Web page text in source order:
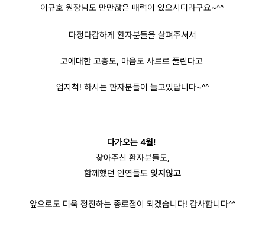
이규호 원장님도 만만찮은 매력이 있으시더라구요~^^
다정다감하게 환자분들을 살펴주셔서
코에대한 고충도, 마음도 사르르 풀린다고
엄지척! 하시는 환자분들이 늘고있답니다~^^
다가오는 4월!
찾아주신 환자분들도,
함께했던 인연들도 잊지않고
앞으로도 더욱 정진하는 종로점이 되겠습니다! 감사합니다^^